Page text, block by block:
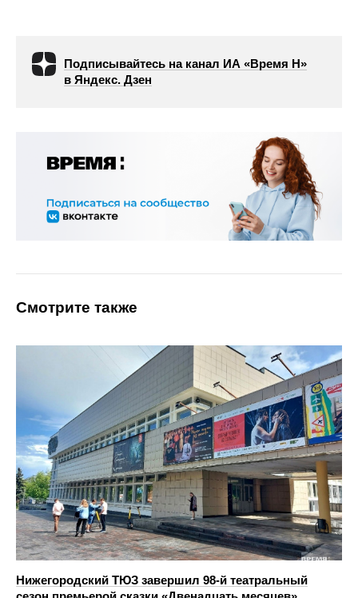
Подписывайтесь на канал ИА «Время Н»
в Яндекс. Дзен
Смотрите также
Нижегородский ТЮЗ завершил 98-й театральный